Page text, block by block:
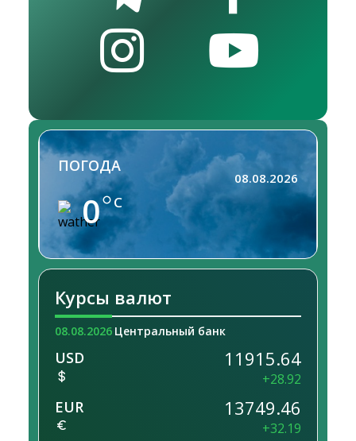
ПОГОДА
0 C
08.08.2026
Курсы валют
08.08.2026 Центральный банк
USD 11915.64
+28.92
EUR 13749.46
+32.19